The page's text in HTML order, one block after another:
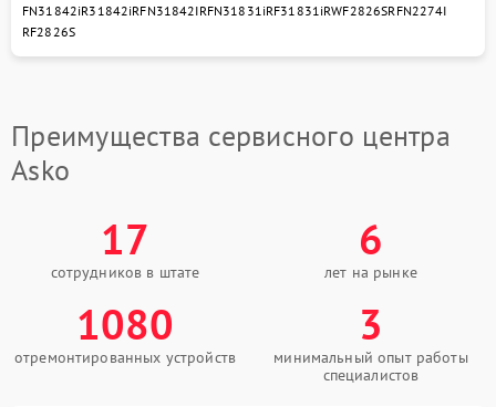
FN31842iR31842iRFN31842IRFN31831iRF31831iRWF2826SRFN2274I
RF2826S
Преимущества сервисного центра
Asko
17
сотрудников в штате
6
лет на рынке
1080
отремонтированных устройств
3
минимальный опыт работы
специалистов